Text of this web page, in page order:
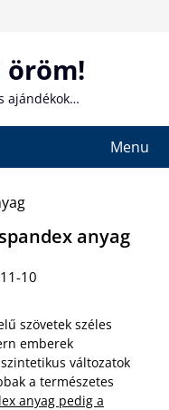
ajándékok…
Menu
anyag
10
szövetek széles
emberek
változatok
a természetes
anyag pedig a